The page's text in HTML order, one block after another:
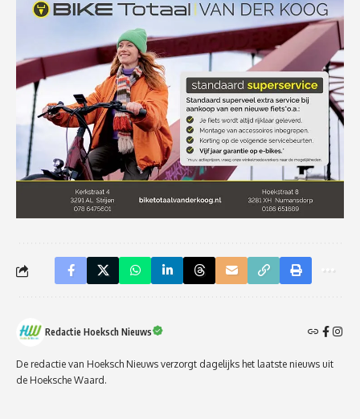
Redactie Hoeksch Nieuws
De redactie van Hoeksch Nieuws verzorgt dagelijks het laatste nieuws uit
de Hoeksche Waard.